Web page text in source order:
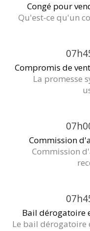
Congé pour
Qu'est-ce qu'un
Compromis de
La promesse
Commission
Commission
Bail dérogatoire
Le bail dérogatoire